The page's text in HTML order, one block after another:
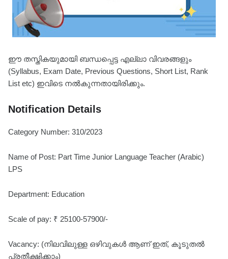
ഈ തസ്തികയുമായി ബന്ധപ്പെട്ട എല്ലാ വിവരങ്ങളും
(Syllabus, Exam Date, Previous Questions, Short List, Rank
List etc) ഇവിടെ നൽകുന്നതായിരിക്കും.
Notification Details
Category Number: 310/2023
Name of Post: Part Time Junior Language Teacher (Arabic)
LPS
Department: Education
Scale of pay: ₹ 25100-57900/-
Vacancy: (നിലവിലുള്ള ഒഴിവുകൾ ആണ് ഇത്, കൂടുതൽ
പ്രതീക്ഷിക്കാം)